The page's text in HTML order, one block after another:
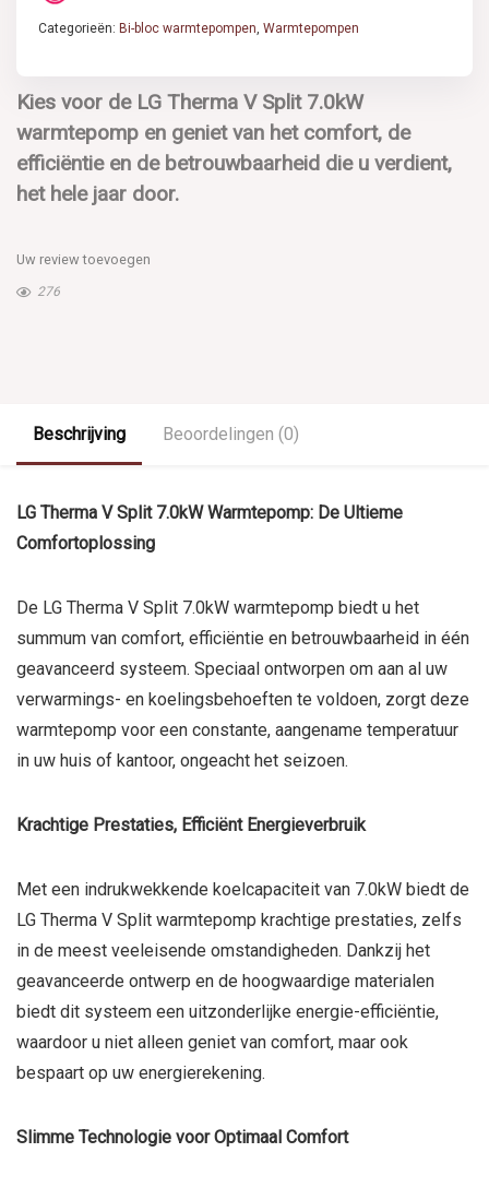
Categorieën: Bi-bloc warmtepompen, Warmtepompen
Kies voor de LG Therma V Split 7.0kW
warmtepomp en geniet van het comfort, de
efficiëntie en de betrouwbaarheid die u verdient,
het hele jaar door.
Uw review toevoegen
276
Beschrijving Beoordelingen (0)
LG Therma V Split 7.0kW Warmtepomp: De Ultieme
Comfortoplossing
De LG Therma V Split 7.0kW warmtepomp biedt u het
summum van comfort, efficiëntie en betrouwbaarheid in één
geavanceerd systeem. Speciaal ontworpen om aan al uw
verwarmings- en koelingsbehoeften te voldoen, zorgt deze
warmtepomp voor een constante, aangename temperatuur
in uw huis of kantoor, ongeacht het seizoen.
Krachtige Prestaties, Efficiënt Energieverbruik
Met een indrukwekkende koelcapaciteit van 7.0kW biedt de
LG Therma V Split warmtepomp krachtige prestaties, zelfs
in de meest veeleisende omstandigheden. Dankzij het
geavanceerde ontwerp en de hoogwaardige materialen
biedt dit systeem een uitzonderlijke energie-efficiëntie,
waardoor u niet alleen geniet van comfort, maar ook
bespaart op uw energierekening.
Slimme Technologie voor Optimaal Comfort